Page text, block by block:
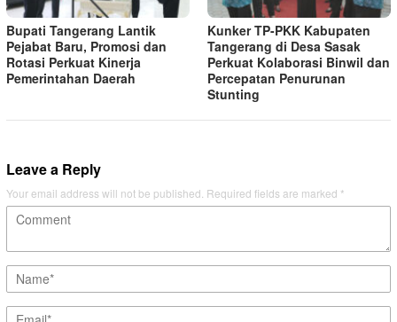
Bupati Tangerang Lantik
Pejabat Baru, Promosi dan
Rotasi Perkuat Kinerja
Pemerintahan Daerah
Kunker TP-PKK Kabupaten
Tangerang di Desa Sasak
Perkuat Kolaborasi Binwil dan
Percepatan Penurunan
Stunting
Leave a Reply
Your email address will not be published. Required fields are marked *